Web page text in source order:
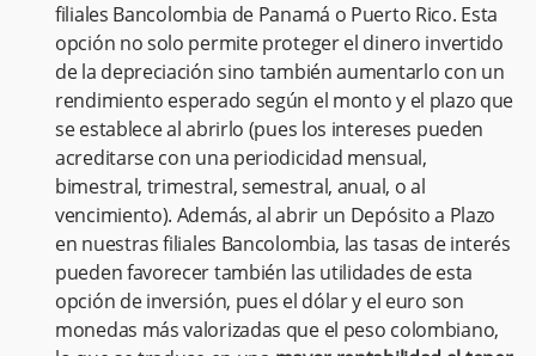
filiales Bancolombia de Panamá o Puerto Rico. Esta
opción no solo permite proteger el dinero invertido
de la depreciación sino también aumentarlo con un
rendimiento esperado según el monto y el plazo que
se establece al abrirlo (pues los intereses pueden
acreditarse con una periodicidad mensual,
bimestral, trimestral, semestral, anual, o al
vencimiento). Además, al abrir un Depósito a Plazo
en nuestras filiales Bancolombia, las tasas de interés
pueden favorecer también las utilidades de esta
opción de inversión, pues el dólar y el euro son
monedas más valorizadas que el peso colombiano,